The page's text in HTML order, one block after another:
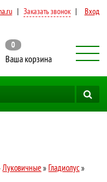
| Заказать звонок | Вход
0
Ваша корзина
Луковичные» Гладиолус»